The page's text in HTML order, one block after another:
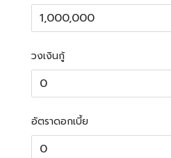
วงเงินกู้
อัตราดอกเบี้ย